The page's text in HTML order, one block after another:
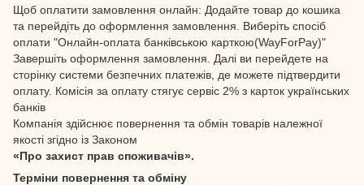
Щоб оплатити замовлення онлайн: Додайте товар до кошика
та перейдіть до оформлення замовлення. Виберіть спосіб
оплати "Онлайн-оплата банківською карткою(WayForPay)"
Завершіть оформлення замовлення. Далі ви перейдете на
сторінку системи безпечних платежів, де можете підтвердити
оплату. Комісія за оплату стягує сервіс 2% з карток українських
банків
Компанія здійснює повернення та обмін товарів належної
якості згідно із Законом
«Про захист прав споживачів».
Терміни повернення та обміну